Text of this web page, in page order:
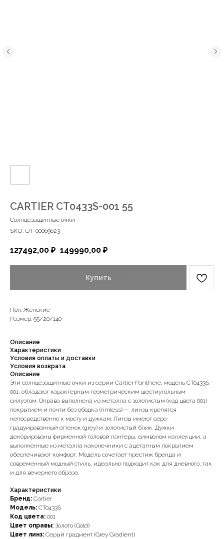
CARTIER CT0433S-001 55
Солнцезащитные очки
SKU: UT-00069623
127492,00 ₽ 149990,00 ₽
Купить
Пол: Женские
Размер: 55/20/140
Описание
Характеристики
Условия оплаты и доставки
Условия возврата
Описание
Эти солнцезащитные очки из серии Cartier Panthère, модель CT0433S-
001, обладают характерным геометрическим шестиугольным
силуэтом. Оправа выполнена из металла с золотистым (код цвета 001)
покрытием и почти без ободка (rimless) — линзы крепятся
непосредственно к мосту и дужкам. Линзы имеют серо-
градуированный оттенок (grey) и золотистый блик. Дужки
декорированы фирменной головой пантеры, символом коллекции, а
выполненные из металла наконечники с ацетатным покрытием
обеспечивают комфорт. Модель сочетает престиж бренда и
современный модный стиль, идеально подходит как для дневного, так
и для вечернего образа.
Характеристики
Бренд: Cartier
Модель: CT0433S
Код цвета: 001
Цвет оправы: Золото (Gold)
Цвет линз: Серый градиент (Grey Gradient)